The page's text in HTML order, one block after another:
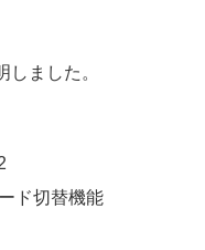
ました。
ド切替機能